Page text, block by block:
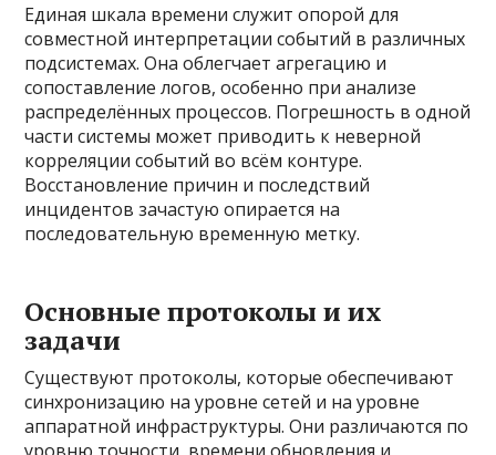
Единая шкала времени служит опорой для
совместной интерпретации событий в различных
подсистемах. Она облегчает агрегацию и
сопоставление логов, особенно при анализе
распределённых процессов. Погрешность в одной
части системы может приводить к неверной
корреляции событий во всём контуре.
Восстановление причин и последствий
инцидентов зачастую опирается на
последовательную временную метку.
Основные протоколы и их
задачи
Существуют протоколы, которые обеспечивают
синхронизацию на уровне сетей и на уровне
аппаратной инфраструктуры. Они различаются по
уровню точности, времени обновления и